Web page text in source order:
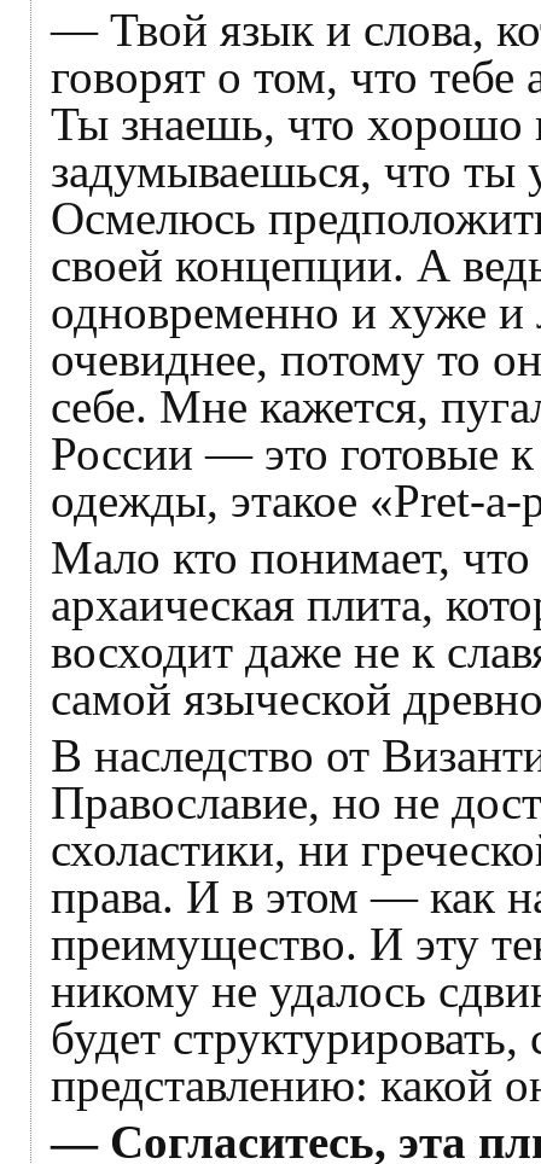
— Твой язык и слова,
говорят о том, что
Ты знаешь, что хорошо
задумываешься, что ты
Осмелюсь
своей концепции. А
одновременно и хуже
очевиднее, потому то
себе. Мне кажется,
России — это готовые
одежды, этакое «Pret-a-
Мало кто понимает,
архаическая плита,
восходит даже не к
самой языческой
В наследство от
Православие, но не
схоластики, ни
права. И в этом — как
преимущество. И эту
никому не удалось
будет структурировать,
представлению: какой
— Согласитесь, эта